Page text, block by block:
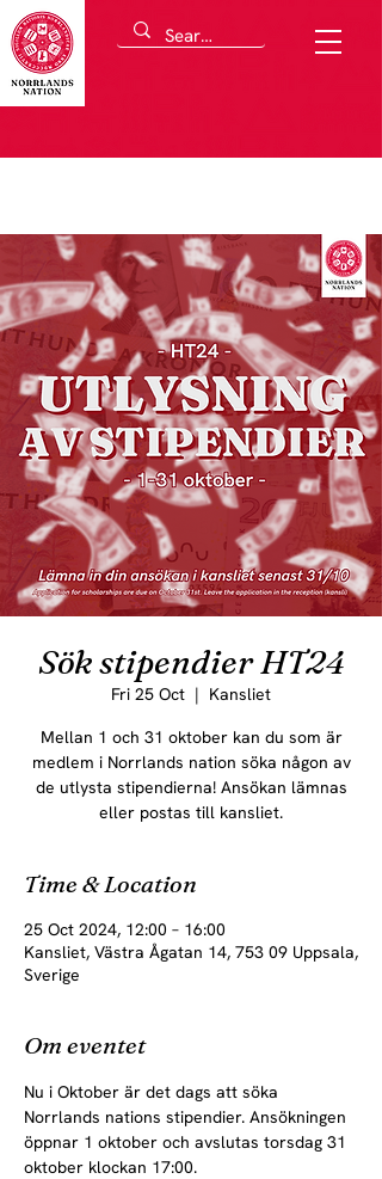
Sök stipendier HT24
Fri 25 Oct
  |
Kansliet
Mellan 1 och 31 oktober kan du som är
medlem i Norrlands nation söka någon av
de utlysta stipendierna! Ansökan lämnas
eller postas till kansliet.
Time & Location
25 Oct 2024, 12:00 – 16:00
Kansliet, Västra Ågatan 14, 753 09 Uppsala,
Sverige
Om eventet
Nu i Oktober är det dags att söka
Norrlands nations stipendier. Ansökningen
öppnar 1 oktober och avslutas torsdag 31
oktober klockan 17:00.